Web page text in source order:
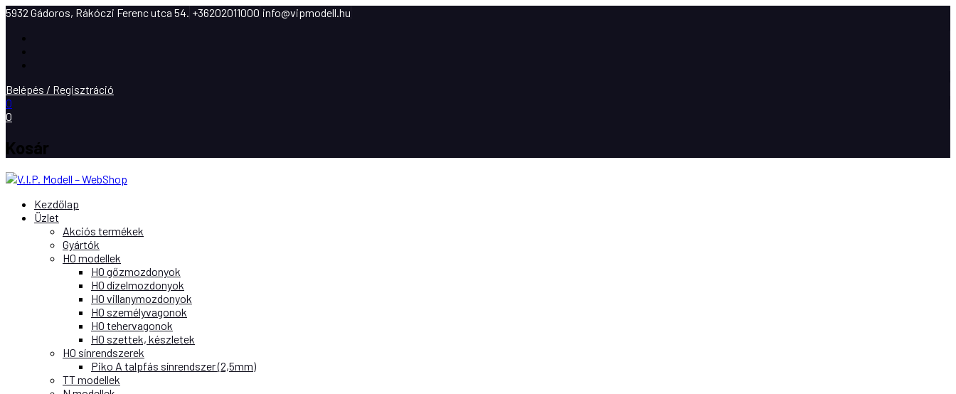
5932 Gádoros, Rákóczi Ferenc utca 54. +36202011000 info@vipmodell.hu
Belépés / Regisztráció
0
0
Kosár
Kezdőlap
Üzlet
Akciós termékek
Gyártók
H0 modellek
H0 gőzmozdonyok
H0 dízelmozdonyok
H0 villanymozdonyok
H0 személyvagonok
H0 tehervagonok
H0 szettek, készletek
H0 sínrendszerek
Piko A talpfás sínrendszer (2,5mm)
TT modellek